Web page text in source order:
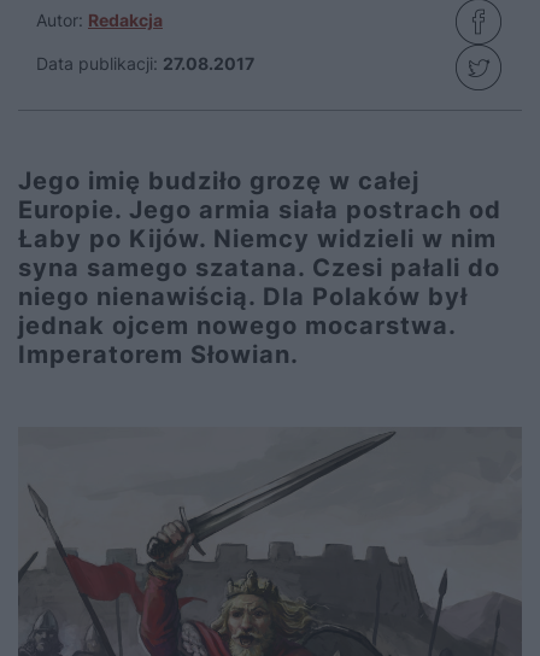
Autor: Redakcja
Data publikacji: 27.08.2017
Jego imię budziło grozę w całej
Europie. Jego armia siała postrach od
Łaby po Kijów. Niemcy widzieli w nim
syna samego szatana. Czesi pałali do
niego nienawiścią. Dla Polaków był
jednak ojcem nowego mocarstwa.
Imperatorem Słowian.